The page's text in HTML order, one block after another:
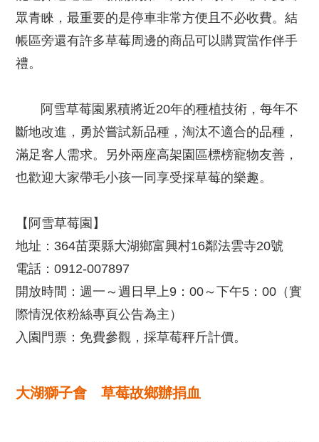
眾青睞，最重要的是停車非常方便且不必收費。結
帳區旁還有許多草莓周邊的商品可以購買當作伴手
禮。
阿雪草莓園累積將近20年的種植技術，每年不
斷地改進，勇於嘗試新品種，淘汰不適合的品種，
滿足客人需求。另外兩座高架園區標榜寵物友善，
也歡迎大家帶毛小孩一同享受採草莓的樂趣。
【阿雪草莓園】
地址：364苗栗縣大湖鄉富興村16鄰法雲寺20號
電話：0912-007897
開放時間：週一～週日早上9：00～下午5：00（實
際情況依粉絲專頁公告為主）
入園門票：免費參觀，採草莓秤斤計價。
大湖獅子會 草莓故鄉辦捐血